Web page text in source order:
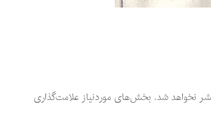
نخواهد شد. بخش‌های موردنیاز علامت‌گذاری